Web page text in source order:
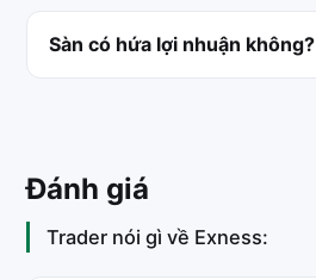
Sàn có hứa lợi nhuận không?
Đánh giá
Trader nói gì về Exness: